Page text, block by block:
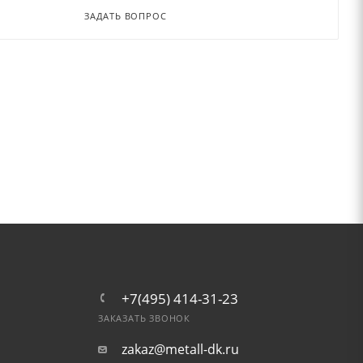
ЗАДАТЬ ВОПРОС
+7(495) 414-31-23
ЗАКАЗАТЬ ЗВОНОК
zakaz@metall-dk.ru